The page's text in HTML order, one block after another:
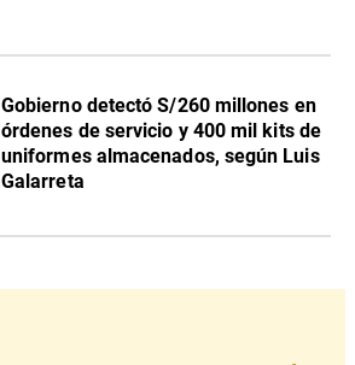
Gobierno detectó S/260 millones en
órdenes de servicio y 400 mil kits de
uniformes almacenados, según Luis
Galarreta